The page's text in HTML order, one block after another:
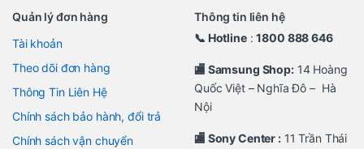
Quản lý đơn hàng
Tài khoản
Theo dõi đơn hàng
Thông Tin Liên Hệ
Chính sách bảo hành, đổi trả
Chính sách vận chuyển
Thông tin liên hệ
📞 Hotline:1800 888 646
🏬 Samsung Shop:14 Hoàng
Quốc Việt – Nghĩa Đô – Hà
Nội
🏬 Sony Center :11 Trần Thái